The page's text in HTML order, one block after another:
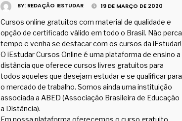
BY: REDAÇÃO IESTUDAR 19 DE MARÇO DE 2020
Cursos online gratuitos com material de qualidade e
opção de certificado válido em todo o Brasil. Não perca
tempo e venha se destacar com os cursos da iEstudar!
O iEstudar Cursos Online é uma plataforma de ensino a
distância que oferece cursos livres gratuitos para
todos aqueles que desejam estudar e se qualificar para
o mercado de trabalho. Somos ainda uma instituição
associada a ABED (Associação Brasileira de Educação
a Distância).